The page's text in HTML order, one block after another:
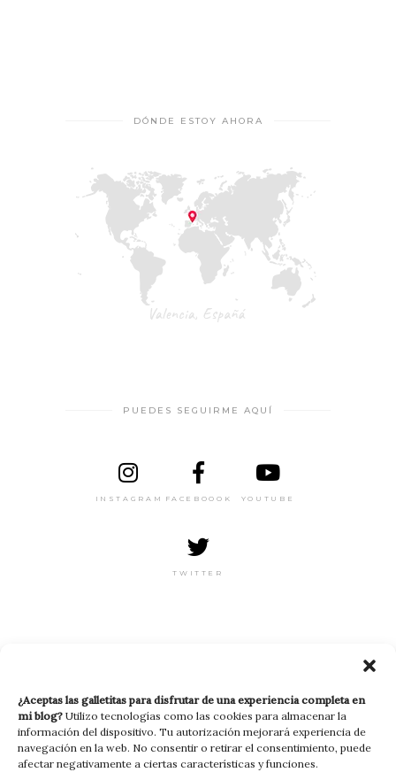
¿Aceptas las galletitas para disfrutar de una experiencia completa en
mi blog? Utilizo tecnologías como las cookies para almacenar la
información del dispositivo. Tu autorización mejorará experiencia de
navegación en la web. No consentir o retirar el consentimiento, puede
afectar negativamente a ciertas características y funciones.
DÓNDE ESTOY AHORA
PUEDES SEGUIRME AQUÍ
INSTAGRAM FACEBOOOK YOUTUBE
TWITTER